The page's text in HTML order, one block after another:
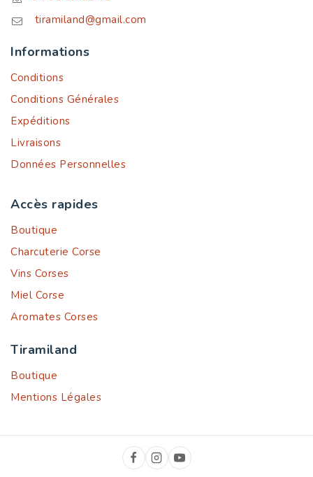
tiramiland@gmail.com
Informations
Conditions
Conditions Générales
Expéditions
Livraisons
Données Personnelles
Accès rapides
Boutique
Charcuterie Corse
Vins Corses
Miel Corse
Aromates Corses
Tiramiland
Boutique
Mentions Légales